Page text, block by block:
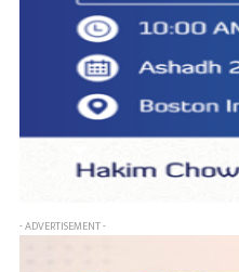
- ADVERTISEMENT -